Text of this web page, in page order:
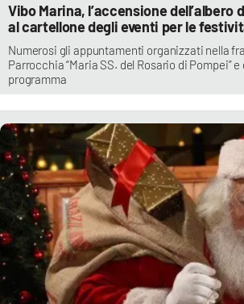
Vibo Marina, l’accensione dell’albero
al cartellone degli eventi per le
Numerosi gli appuntamenti organizzati nella
Parrocchia “Maria SS. del Rosario di Pompei”
programma